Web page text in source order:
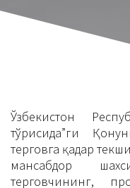
Ўзбекистон
тўғрисида”ги
терговга қадар
мансабдор
терговчининг,